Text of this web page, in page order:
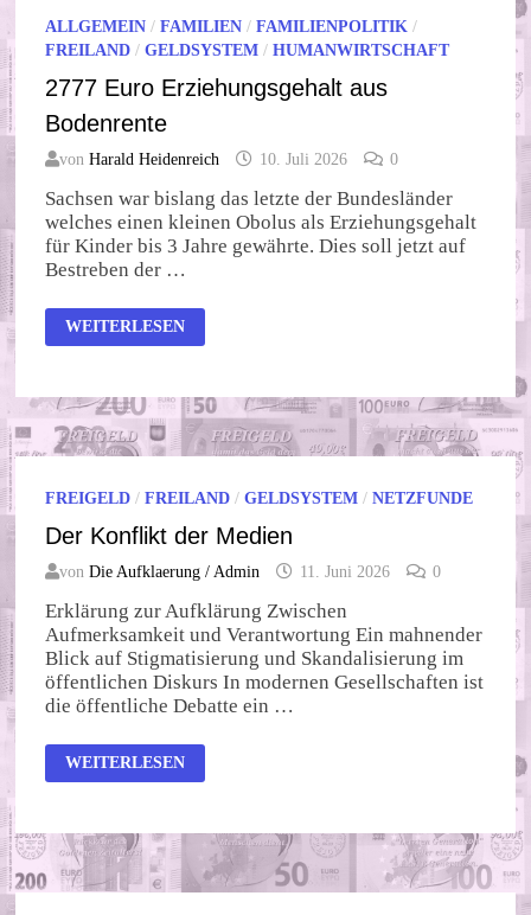
ALLGEMEIN /FAMILIEN /FAMILIENPOLITIK /
FREILAND /GELDSYSTEM /HUMANWIRTSCHAFT
2777 Euro Erziehungsgehalt aus
Bodenrente
vonHarald Heidenreich 10. Juli 2026 0
Sachsen war bislang das letzte der Bundesländer
welches einen kleinen Obolus als Erziehungsgehalt
für Kinder bis 3 Jahre gewährte. Dies soll jetzt auf
Bestreben der …
2777
EURO
WEITERLESEN
FREIGELD /FREILAND /GELDSYSTEM /NETZFUNDE
Der Konflikt der Medien
vonDie Aufklaerung / Admin 11. Juni 2026 0
Erklärung zur Aufklärung Zwischen
Aufmerksamkeit und Verantwortung Ein mahnender
Blick auf Stigmatisierung und Skandalisierung im
öffentlichen Diskurs In modernen Gesellschaften ist
die öffentliche Debatte ein …
DER
KONFLIKT
WEITERLESEN